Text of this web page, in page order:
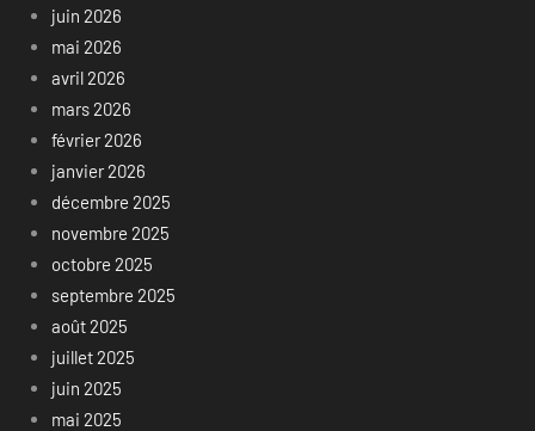
juin 2026
mai 2026
avril 2026
mars 2026
février 2026
janvier 2026
décembre 2025
novembre 2025
octobre 2025
septembre 2025
août 2025
juillet 2025
juin 2025
mai 2025